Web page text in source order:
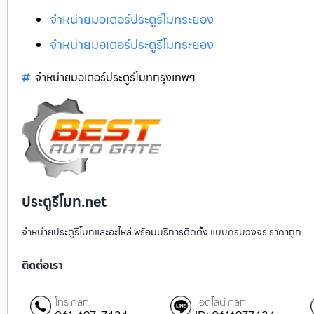
จำหน่ายมอเตอร์ประตูรีโมทระยอง
จำหน่ายมอเตอร์ประตูรีโมทระยอง
จำหน่ายมอเตอร์ประตูรีโมทกรุงเทพฯ
ประตูรีโมท.net
จำหน่ายประตูรีโมทและอะไหล่ พร้อมบริการติดตั้ง แบบครบวงจร ราคาถูก
ติดต่อเรา
โทร คลิก แอดไลน์ คลิก